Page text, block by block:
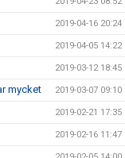
2019-04-16 20:24
2019-04-05 14:22
2019-03-12 18:45
mycket 2019-03-07 09:10
2019-02-21 17:35
2019-02-16 11:47